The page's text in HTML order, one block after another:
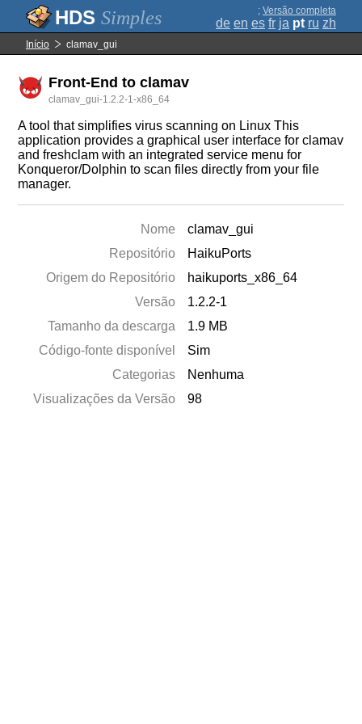
Simples ; Versão completa
de en es fr ja pt ru zh
Início clamav_gui
Front-End to clamav
clamav_gui-1.2.2-1-x86_64
A tool that simplifies virus scanning on Linux This
application provides a graphical user interface for clamav
and freshclam with an integrated service menu for
Konqueror/Dolphin to scan files directly from your file
manager.
Nome
clamav_gui
Repositório
HaikuPorts
Origem do Repositório
haikuports_x86_64
Versão
1.2.2-1
Tamanho da descarga
1.9 MB
Código-fonte disponível
Sim
Categorias
Nenhuma
Visualizações da Versão
98